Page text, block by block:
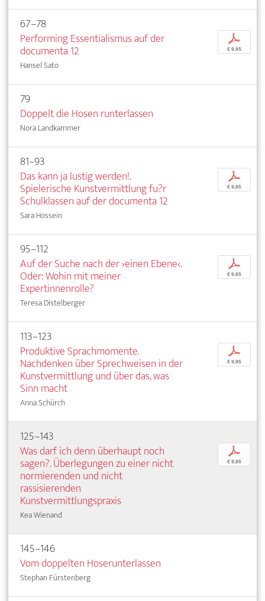
67–78
Performing Essentialismus auf der
documenta 12
Hansel Sato
p
€ 9,95
79
Doppelt die Hosen runterlassen
Nora Landkammer
81–93
Das kann ja lustig werden!.
Spielerische Kunstvermittlung fu?r
Schulklassen auf der documenta 12
Sara Hossein
p
€ 9,95
95–112
Auf der Suche nach der ›einen Ebene‹.
Oder: Wohin mit meiner
Expertinnenrolle?
Teresa Distelberger
p
€ 9,95
113–123
Produktive Sprachmomente.
Nachdenken über Sprechweisen in der
Kunstvermittlung und über das, was
Sinn macht
Anna Schürch
p
€ 9,95
125–143
Was darf ich denn überhaupt noch
sagen?. Überlegungen zu einer nicht
normierenden und nicht
rassisierenden
Kunstvermittlungspraxis
Kea Wienand
p
€ 9,95
145–146
Vom doppelten Hoserunterlassen
Stephan Fürstenberg